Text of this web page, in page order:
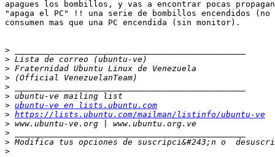
apagues los bombillos, y vas a encontrar pocas
"apaga el PC" !! una serie de bombillos encendidos (no
consumen mas que una PC encendida (sin monitor).
>
>
>
>
>
>
> ubuntu-ve en lists.ubuntu.com
> https://lists.ubuntu.com/mailman/listinfo/ubuntu-ve
>
>
> Modifica tus opciones de suscripci&#243;n o
>